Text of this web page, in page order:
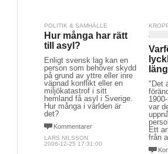
POLITIK & SAMHÄLLE
Hur många har rätt
till asyl?
Enligt svensk lag kan en
person som behöver skydd
på grund av yttre eller inre
väpnad konflikt eller en
miljökatastrof i sitt
hemland få asyl i Sverige.
Hur många i världen är
det?
Kommentarer
LARS NILSSON
2006-12-25 17:31:00
"Det
var
Ett
från